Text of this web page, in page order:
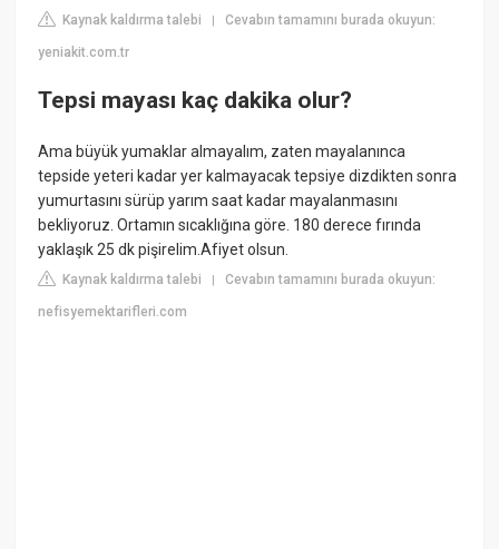
Kaynak kaldırma talebi |Cevabın tamamını burada okuyun:
yeniakit.com.tr
Tepsi mayası kaç dakika olur?
Ama büyük yumaklar almayalım, zaten mayalanınca
tepside yeteri kadar yer kalmayacak tepsiye dizdikten sonra
yumurtasını sürüp yarım saat kadar mayalanmasını
bekliyoruz. Ortamın sıcaklığına göre. 180 derece fırında
yaklaşık 25 dk pişirelim.Afiyet olsun.
Kaynak kaldırma talebi |Cevabın tamamını burada okuyun:
nefisyemektarifleri.com